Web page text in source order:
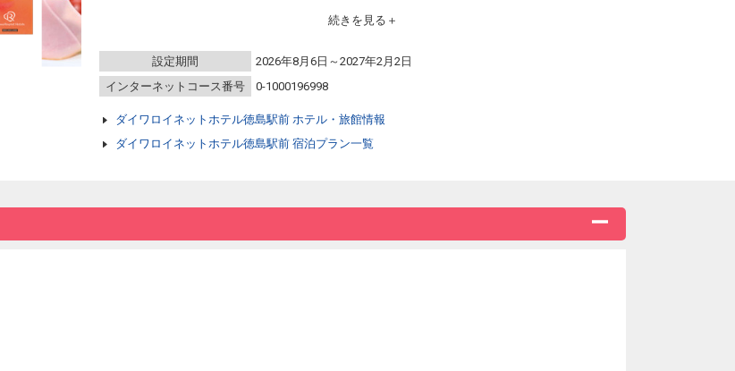
■英国製ズボンプレッサー完備
【提携立体駐車場】(濱口ビルパーキング)
■営業時間 ：14:00-翌11:00（22:00以降入庫不可）
■駐車料金 ：1000円（先着順・予約不可）
ベッド1台につき小学生以下(0歳から12歳以下)
なお、添寝のお子様の朝食代は予約内容に含まれておりませんので
続きを見る
設定期間
2026年8月6日～2027年2月2日
インターネットコース番号
0-1000196998
ダイワロイネットホテル徳島駅前 ホテル・旅館情報
ダイワロイネットホテル徳島駅前 宿泊プラン一覧